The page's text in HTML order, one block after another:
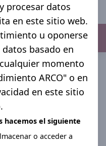
Menú
de Nicolas Bravo
2023 - trimestre - cuarto
procesar datos
en este sitio web.
u oponerse
basado en
momento
ARCO" o en
en este sitio
hacemos el siguiente
o acceder a